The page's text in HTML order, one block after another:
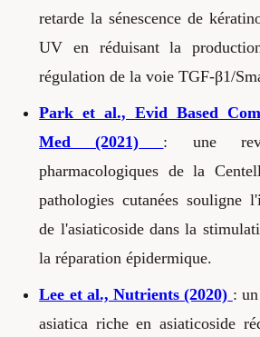
retarde la sénescence de
UV en réduisant la
régulation de la voie TGF-β1/
Park et al., Evid Based
Med (2021)
: une
pharmacologiques de la
pathologies cutanées souligne
de l'asiaticoside dans la
la réparation épidermique.
Lee et al., Nutrients (2020) :
asiatica riche en asiaticoside